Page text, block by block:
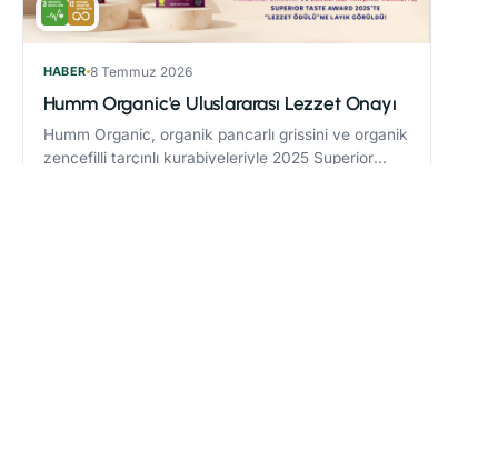
HABER 8 Temmuz 2026
Humm Organic'e Uluslararası Lezzet Onayı
Humm Organic, organik pancarlı grissini ve organik
zencefilli tarçınlı kurabiyeleriyle 2025 Superior